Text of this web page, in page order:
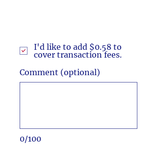
0/100
Comment (optional)
I'd like to add $0.58 to
cover transaction fees.